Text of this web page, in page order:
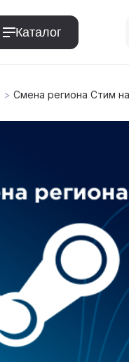
Каталог
> Смена региона Стим